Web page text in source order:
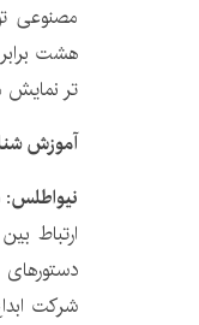
مصنوعی
هشت
آموزش
نیواطلس:
ارتباط
شرکت